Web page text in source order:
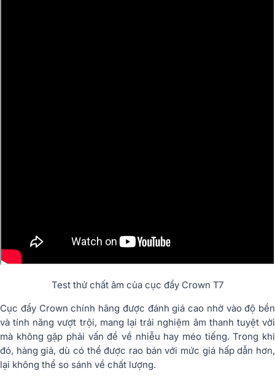
Test thử chất âm của cục đẩy Crown T7
Cục đẩy Crown chính hãng được đánh giá cao nhờ vào độ bền
và tính năng vượt trội, mang lại trải nghiệm âm thanh tuyệt vời
mà không gặp phải vấn đề về nhiễu hay méo tiếng. Trong khi
đó, hàng giả, dù có thể được rao bán với mức giá hấp dẫn hơn,
lại không thể so sánh về chất lượng.